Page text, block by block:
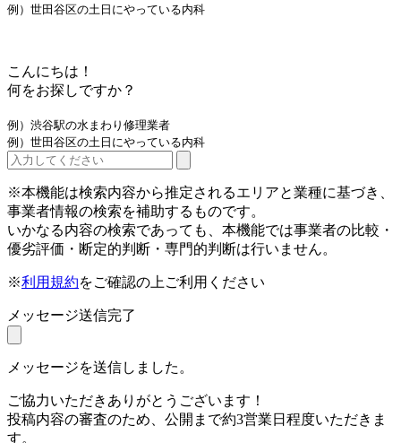
例）世田谷区の土日にやっている内科
こんにちは！
何をお探しですか？
例）渋谷駅の水まわり修理業者
例）世田谷区の土日にやっている内科
※本機能は検索内容から推定されるエリアと業種に基づき、
事業者情報の検索を補助するものです。
いかなる内容の検索であっても、本機能では事業者の比較・
優劣評価・断定的判断・専門的判断は行いません。
※利用規約をご確認の上ご利用ください
メッセージ送信完了
メッセージを送信しました。
ご協力いただきありがとうございます！
投稿内容の審査のため、公開まで約3営業日程度いただきま
す。